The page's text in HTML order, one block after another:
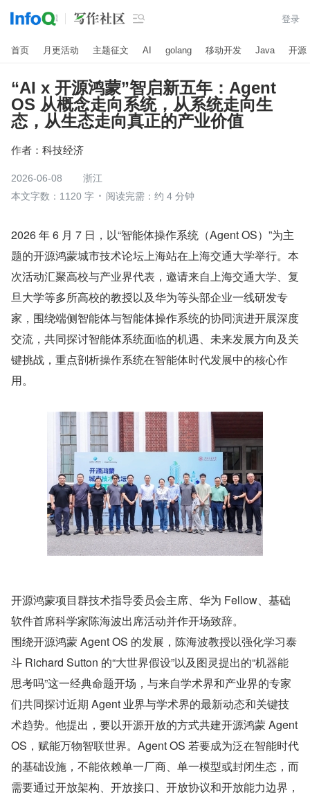
 登录
首页 月更活动 主题征文 AI golang 移动开发 Java 开源
“AI x 开源鸿蒙”智启新五年：Agent
OS 从概念走向系统，从系统走向生
态，从生态走向真正的产业价值
作者： 科技经济
2026-06-08
浙江
本文字数：1120 字
阅读完需：约 4 分钟
2026 年 6 月 7 日，以“智能体操作系统（Agent OS）”为主
题的开源鸿蒙城市技术论坛上海站在上海交通大学举行。本
次活动汇聚高校与产业界代表，邀请来自上海交通大学、复
旦大学等多所高校的教授以及华为等头部企业一线研发专
家，围绕端侧智能体与智能体操作系统的协同演进开展深度
交流，共同探讨智能体系统面临的机遇、未来发展方向及关
键挑战，重点剖析操作系统在智能体时代发展中的核心作
用。
开源鸿蒙项目群技术指导委员会主席、华为 Fellow、基础
软件首席科学家陈海波出席活动并作开场致辞。
围绕开源鸿蒙 Agent OS 的发展，陈海波教授以强化学习泰
斗 Richard Sutton 的“大世界假设”以及图灵提出的“机器能
思考吗”这一经典命题开场，与来自学术界和产业界的专家
们共同探讨近期 Agent 业界与学术界的最新动态和关键技
术趋势。他提出，要以开源开放的方式共建开源鸿蒙 Agent
OS，赋能万物智联世界。Agent OS 若要成为泛在智能时代
的基础设施，不能依赖单一厂商、单一模型或封闭生态，而
需要通过开放架构、开放接口、开放协议和开放能力边界，